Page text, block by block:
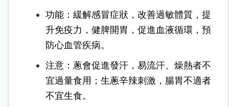
功能：緩解感冒症狀，改善過敏體質，提
升免疫力，健脾開胃，促進血液循環，預
防心血管疾病。
注意：蔥會促進發汗，易流汗、燥熱者不
宜過量食用；生蔥辛辣刺激，腸胃不適者
不宜生食。